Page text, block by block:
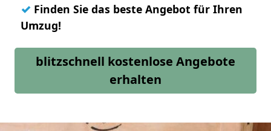
✓ Finden Sie das beste Angebot für Ihren
Umzug!
blitzschnell kostenlose Angebote
erhalten